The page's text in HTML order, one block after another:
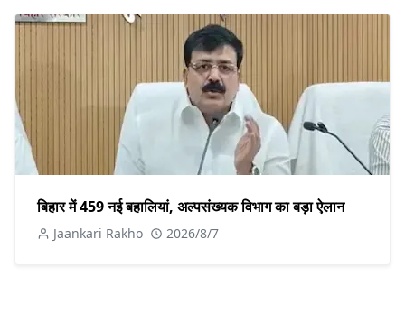
बिहार में 459 नई बहालियां, अल्पसंख्यक विभाग का बड़ा ऐलान
Jaankari Rakho 2026/8/7